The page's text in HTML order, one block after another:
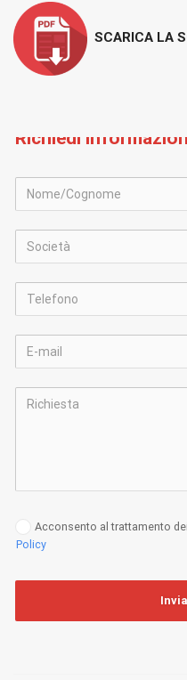
SCARICA LA
Richiedi
Acconsento al trattamento
Policy